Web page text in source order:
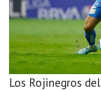
Los Rojinegros del